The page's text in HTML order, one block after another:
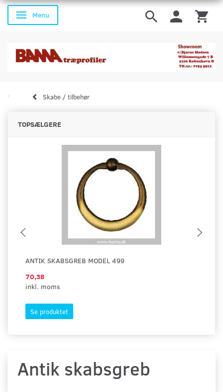
Skifte navigation
Menu
Skabe / tilbehør
TOPSÆLGERE
ANTIK SKABSGREB MODEL 499
70,38
inkl. moms
Se produktet
Antik skabsgreb